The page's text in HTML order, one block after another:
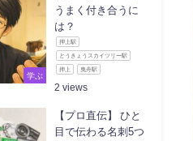
学ぶ
うまく付き合うに
は？
押上駅
とうきょうスカイツリー駅
押上 曳舟駅
2
【プロ直伝】 ひと
目で伝わる名刺5つ